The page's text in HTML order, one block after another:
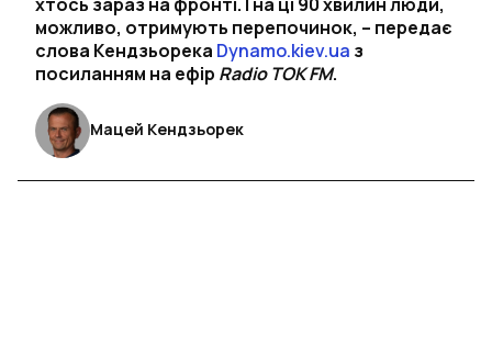
можливо, отримують перепочинок, – передає
слова Кендзьорека Dynamo.kiev.ua з
посиланням на ефір Radio TOK FM.
Мацей Кендзьорек